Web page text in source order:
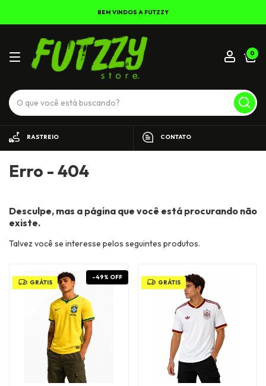
BEM VINDOS A FUTZZY
0
RASTREIO CONTATO
Erro - 404
Desculpe, mas a página que você está procurando não
existe.
Talvez você se interesse pelos seguintes produtos.
GRÁTIS
-49% OFF
GRÁTIS